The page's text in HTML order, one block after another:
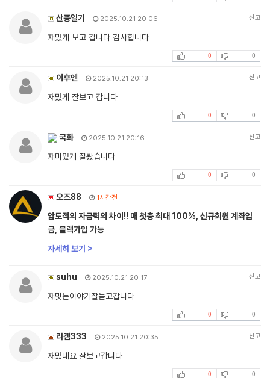
산중일기 2025.10.21 20:06 신고
재밌게 보고 갑니다 감사합니다
0 0
이후엔 2025.10.21 20:13 신고
재밌게 잘보고 갑니다
0 0
국화 2025.10.21 20:16 신고
재미있게 잘봤습니다
0 0
오즈88 1시간전
압도적의 자금력의 차이!! 매 첫충 최대 100%, 신규회원 계좌입
금, 블랙가입 가능
자세히 보기 >
suhu 2025.10.21 20:17 신고
재밋는이야기잘듣고갑니다
0 0
리겜333 2025.10.21 20:35 신고
재밌네요 잘보고갑니다
0 0